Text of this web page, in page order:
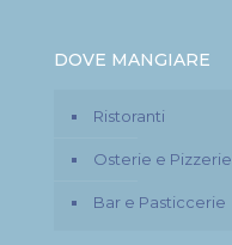
DOVE MANGIARE
Ristoranti
Osterie e Pizzerie
Bar e Pasticcerie